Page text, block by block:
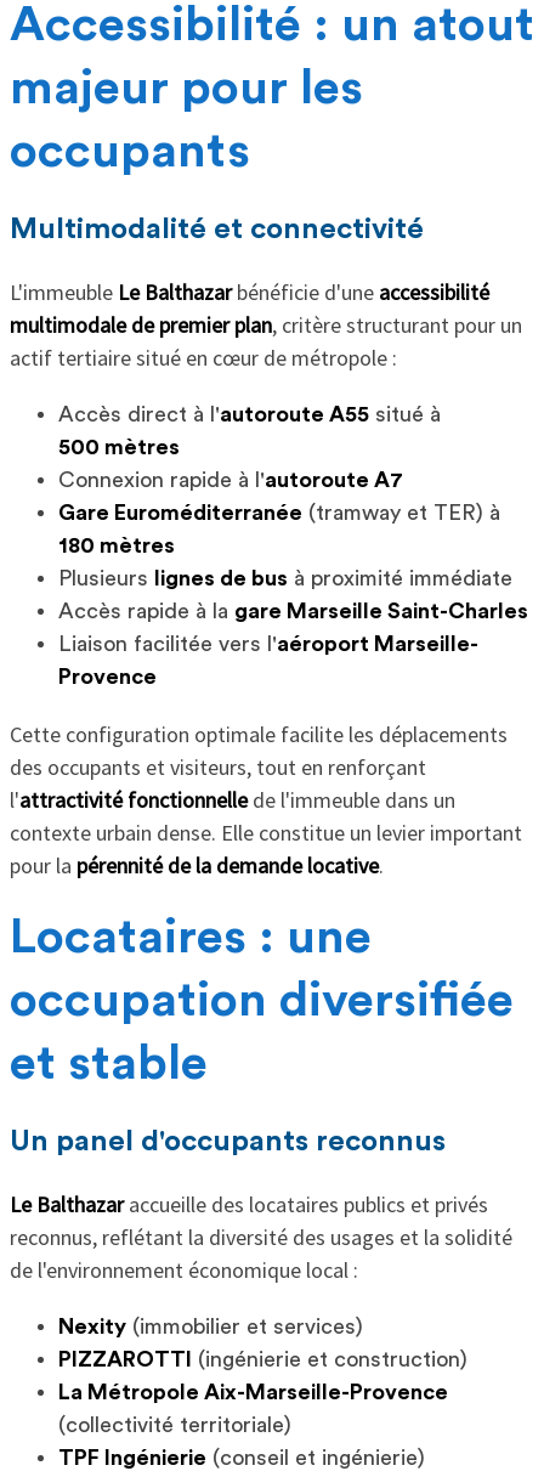
Accessibilité : un atout
majeur pour les
occupants
Multimodalité et connectivité
L'immeuble Le Balthazarbénéficie d'une accessibilité
multimodale de premier plan, critère structurant pour un
actif tertiaire situé en cœur de métropole :
Accès direct à l'autoroute A55situé à
500 mètres
Connexion rapide à l'autoroute A7
Gare Euroméditerranée (tramway et TER) à
180 mètres
Plusieurs
lignes de bus à proximité immédiate
Accès rapide à la gare Marseille Saint-Charles
Liaison facilitée vers l'aéroport Marseille-
Provence
Cette configuration optimale facilite les déplacements
des occupants et visiteurs, tout en renforçant
l'attractivité fonctionnellede l'immeuble dans un
contexte urbain dense. Elle constitue un levier important
pour la pérennité de la demande locative.
Locataires : une
occupation diversifiée
et stable
Un panel d'occupants reconnus
Le Balthazaraccueille des locataires publics et privés
reconnus, reflétant la diversité des usages et la solidité
de l'environnement économique local :
Nexity(immobilier et services)
PIZZAROTTI
(ingénierie et construction)
La Métropole Aix-Marseille-Provence
(collectivité territoriale)
TPF Ingénierie (conseil et ingénierie)